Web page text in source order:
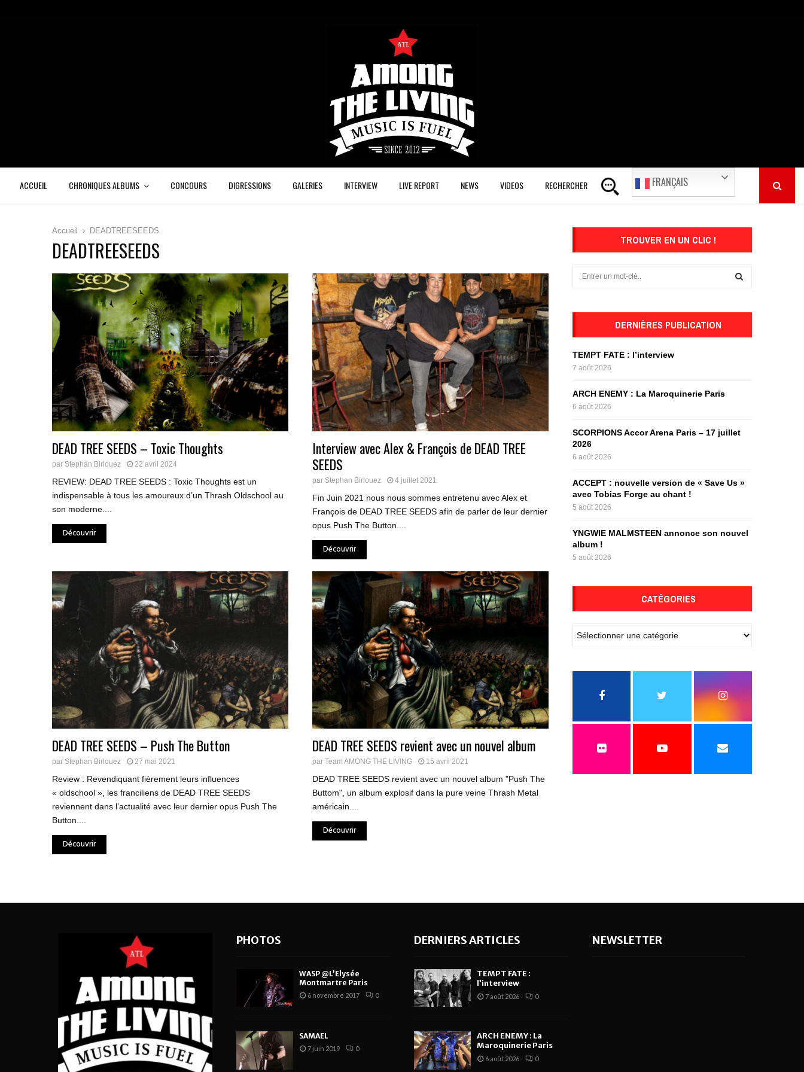
ACCUEIL CHRONIQUES ALBUMS CONCOURS DIGRESSIONS GALERIES INTERVIEW LIVE REPORT NEWS VIDEOS RECHERCHER FRANÇAIS
Accueil DEADTREESEEDS
DEADTREESEEDS
DEAD TREE SEEDS – Toxic Thoughts
par Stephan Birlouez 22 avril 2024
REVIEW: DEAD TREE SEEDS : Toxic Thoughts est un
indispensable à tous les amoureux d’un Thrash Oldschool au
son moderne....
Découvrir
Interview avec Alex & François de DEAD TREE
SEEDS
par Stephan Birlouez 4 juillet 2021
Fin Juin 2021 nous nous sommes entretenu avec Alex et
François de DEAD TREE SEEDS afin de parler de leur dernier
opus Push The Button....
Découvrir
DEAD TREE SEEDS – Push The Button
par Stephan Birlouez 27 mai 2021
Review : Revendiquant fièrement leurs influences
« oldschool », les franciliens de DEAD TREE SEEDS
reviennent dans l’actualité avec leur dernier opus Push The
Button....
Découvrir
DEAD TREE SEEDS revient avec un nouvel album
par Team AMONG THE LIVING 15 avril 2021
DEAD TREE SEEDS revient avec un nouvel album "Push The
Buttom", un album explosif dans la pure veine Thrash Metal
américain....
Découvrir
TROUVER EN UN CLIC !
o
r
DERNIÈRES PUBLICATION
TEMPT FATE : l’interview
7 août 2026
ARCH ENEMY : La Maroquinerie Paris
6 août 2026
SCORPIONS Accor Arena Paris – 17 juillet
2026
6 août 2026
ACCEPT : nouvelle version de « Save Us »
avec Tobias Forge au chant !
5 août 2026
YNGWIE MALMSTEEN annonce son nouvel
album !
5 août 2026
CATÉGORIES
PHOTOS
WASP @L’Elysée
Montmartre Paris
6 novembre 2017 0
SAMAEL
7 juin 2019 0
DERNIERS ARTICLES
TEMPT FATE :
l’interview
7 août 2026 0
ARCH ENEMY : La
Maroquinerie Paris
6 août 2026 0
NEWSLETTER